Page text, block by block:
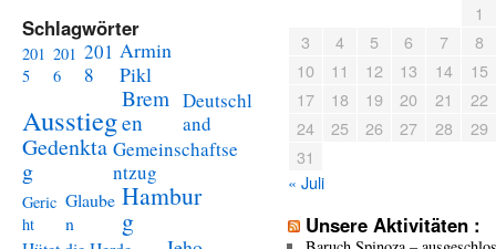
Schlagwörter
201
5
201
6
201
8
Armin
Pikl
Ausstieg
Brem
en
Deutschl
and
Gedenkta
g
Gemeinschaftse
ntzug
Geric
ht
Glaube
n
Hambur
g
1
3
4 5 6 7
8
10
11 12 13 14
15
17
18 19 20 21
22
24
25 26 27 28
29
31
« Juli
Unsere Aktivitäten :